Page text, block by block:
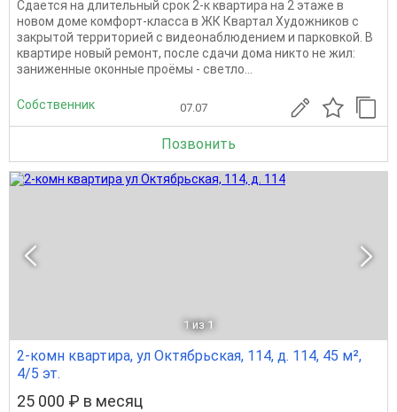
Сдается на длительный срок 2-к квартира на 2 этаже в
новом доме комфорт-класса в ЖК Квартал Художников с
закрытой территорией с видеонаблюдением и парковкой. В
квартире новый ремонт, после сдачи дома никто не жил:
заниженные оконные проёмы - светло...
Собственник 07.07
Позвонить
1 из 1
2-комн квартира, ул Октябрьская, 114, д. 114, 45 м²,
4/5 эт.
25 000 ₽ в месяц